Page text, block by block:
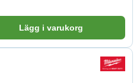
Lägg i varukorg